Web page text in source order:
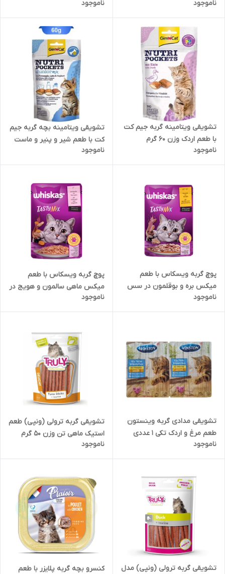
ناموجود ناموجود
تشویقی ویتامینه گربه جیم کت
با طعم اردک وزن 60 گرم
(تقویت سیستم ایمنی)
ناموجود
تشویقی ویتامینه بچه گربه جیم
کت با طعم شیر و پنیر و ماست
60 گرم (مناسب سن 2 تا 12 ماه)
ناموجود
پوچ گربه ویسکاس با طعم
میکس بره و بوقلمون در سس
خامه وزن 85 گرم
ناموجود
پوچ گربه ویسکاس با طعم
میکس ماهی سالمون و هویج در
سس وزن 85 گرم
ناموجود
تشویقی مدادی گربه وینستون
طعم مرغ و اردک تکی 1 عددی
وزن 5 گرم
ناموجود
تشویقی گربه ترولی (ونپی) طعم
استیک ماهی تن وزن ۵۰ گرم
ناموجود
تشویقی گربه ترولی (ونپی) مدل
کنسرو بچه گربه پلایزر با طعم